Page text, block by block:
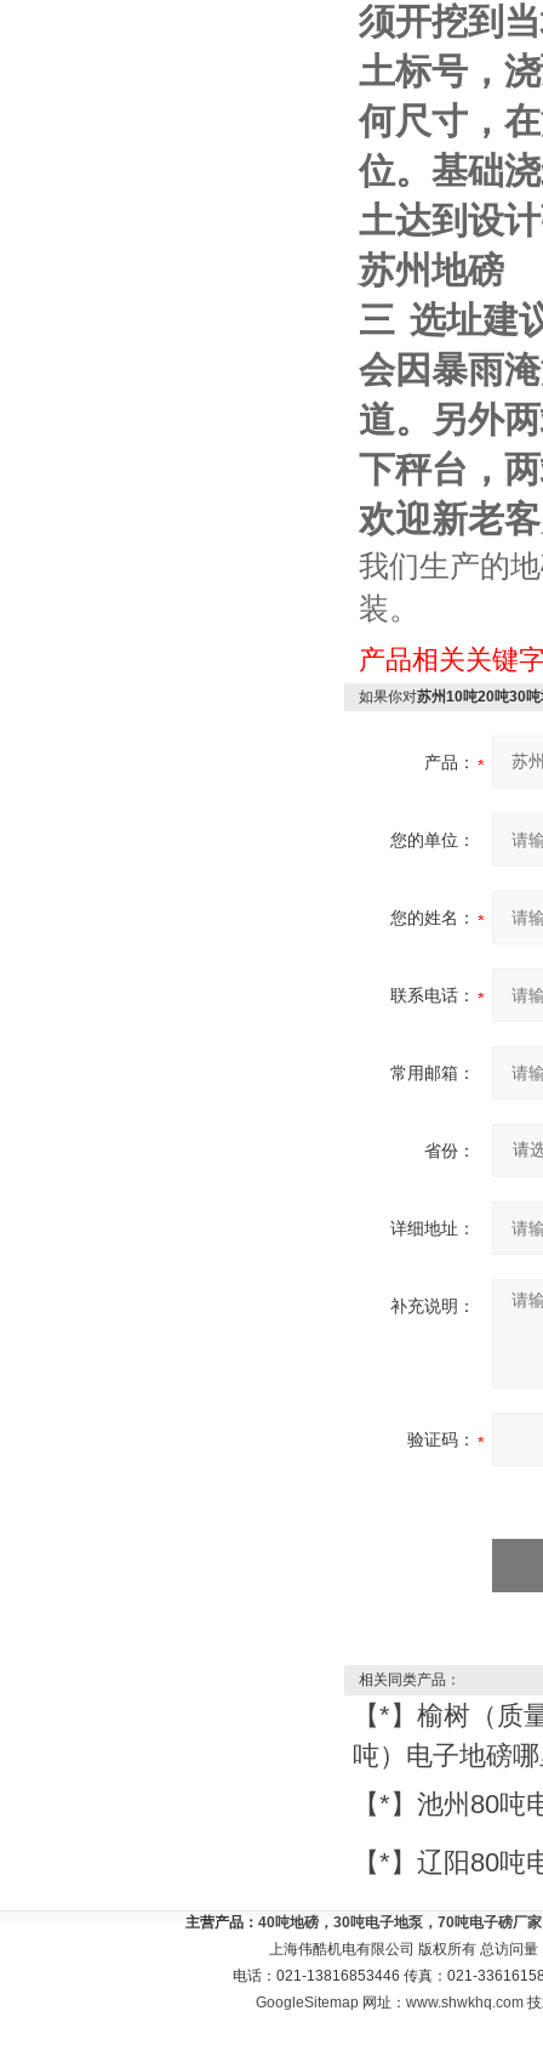
须开挖到
土标号，
何尺寸，
位。基础
土达到设
苏州地磅
三 选址建
会因暴雨
道。另外
下秤台，
欢迎新老
我们生产的
装。
产品相关关键
如果你对苏州10吨20吨30
产品：
您的单位：
您的姓名：
联系电话：
常用邮箱：
省份：
详细地址：
补充说明：
验证码：
相关同类产品：
【*】榆树（质
吨）电子地磅
【*】池州80
【*】辽阳80
主营产品： 40吨地磅，30吨电子地泵，70吨电子磅厂
上海伟酷机电有限公司 版权所有 总访问量
电话：021-13816853446 传真：021-
GoogleSitemap 网址：www.shwkhq.com